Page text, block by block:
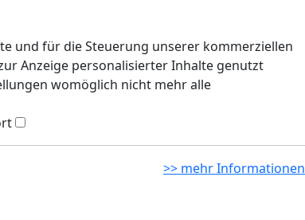
und für die Steuerung unserer kommerziellen
Anzeige personalisierter Inhalte genutzt
womöglich nicht mehr alle
>> mehr Informationen